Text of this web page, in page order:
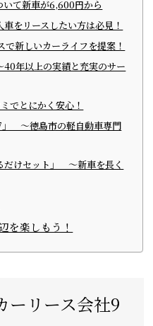
て新車が6,600円から
をリースしたい方は必見！
新しいカーライフを提案！
年以上の実績と充実のサー
とにかく安心！
」 ～徳島市の軽自動車専門
だけセット」 ～新車を長く
を楽しもう！
ーリース会社9